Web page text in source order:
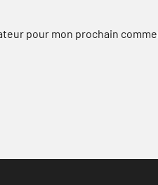
pour mon prochain